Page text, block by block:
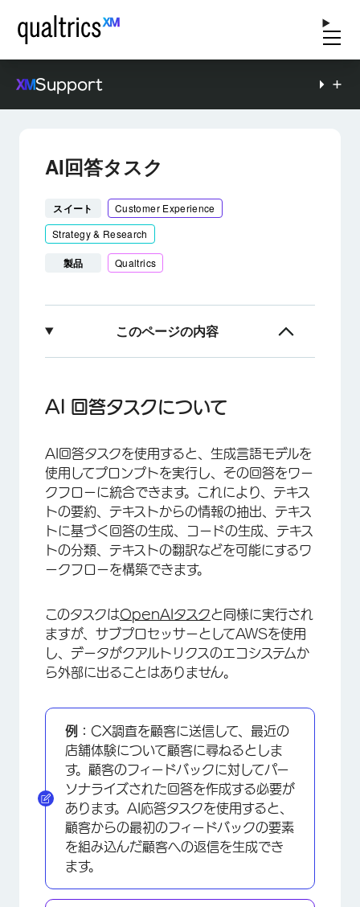
Support
AI回答タスク
スイート
Customer Experience
Strategy & Research
製品 Qualtrics
このページの内容
使用制限
AI 回答タスクについて
AI回答タスクを使用すると、生成言語モデルを
使用してプロンプトを実行し、その回答をワー
クフローに統合できます。これにより、テキス
トの要約、テキストからの情報の抽出、テキス
トに基づく回答の生成、コードの生成、テキス
トの分類、テキストの翻訳などを可能にするワ
ークフローを構築できます。
このタスクはOpenAIタスクと同様に実行され
ますが、サブプロセッサーとしてAWSを使用
し、データがクアルトリクスのエコシステムか
ら外部に出ることはありません。
例： CX調査を顧客に送信して、最近の
店舗体験について顧客に尋ねるとしま
す。顧客のフィードバックに対してパー
ソナライズされた回答を作成する必要が
あります。AI応答タスクを使用すると、
顧客からの最初のフィードバックの要素
を組み込んだ顧客への返信を生成でき
ます。